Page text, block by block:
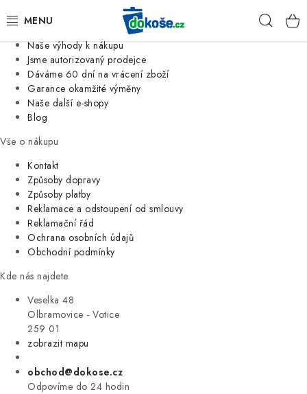
Jsme tradiční česká firma
Naše výhody k nákupu
Jsme autorizovaný prodejce
Dáváme 60 dní na vrácení zboží
Garance okamžité výměny
Naše další e-shopy
Blog
Vše o nákupu
Kontakt
Způsoby dopravy
Způsoby platby
Reklamace a odstoupení od smlouvy
Reklamační řád
Ochrana osobních údajů
Obchodní podmínky
Kde nás najdete
Veselka 48
Olbramovice - Votice
259 01
zobrazit mapu
obchod@dokose.cz
Odpovíme do 24 hodin
KOŠE
SÁČKY
KUCHYNĚ
ORGANIZACE
DOMÁCNOST
ÚKLID
VÝPRODEJ
ZNAČKY
Úvod Kontakt Blog